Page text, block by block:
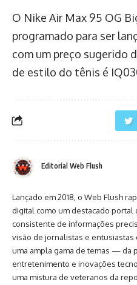
O Nike Air Max 95 OG
programado para ser
com um preço sugerido
de estilo do tênis é
Editorial Web Flush
Lançado em 2018, o Web Flush
digital como um destacado portal
consistente de informações
visão de jornalistas e entusiastas
uma ampla gama de temas — da
entretenimento e inovações
uma mistura de veteranos da